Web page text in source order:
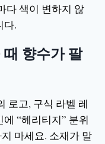
다 색이 변하지 않
다.
향수가 팔
로고, 구식 라벨 레
“헤리티지” 분위
마세요. 소재가 말